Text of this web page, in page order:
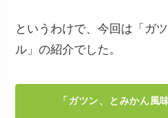
というわけで、今回は「ガ
ル」の紹介でした。
「ガツン、とみかん風